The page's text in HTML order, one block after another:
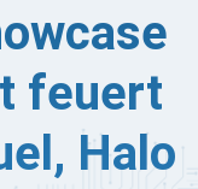
feuert
Halo